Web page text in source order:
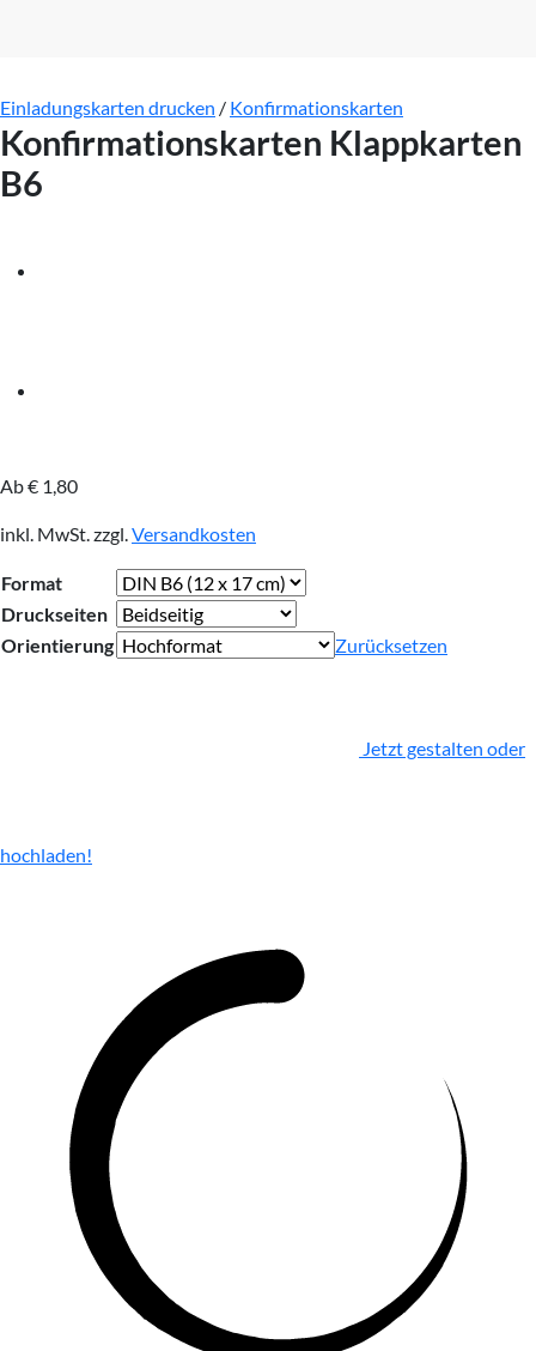
Einladungskarten drucken / Konfirmationskarten
Konfirmationskarten Klappkarten
B6
Ab€ 1,80
inkl. MwSt.zzgl.Versandkosten
Format
Druckseiten
Orientierung
Zurücksetzen
Jetzt gestalten oder
hochladen!